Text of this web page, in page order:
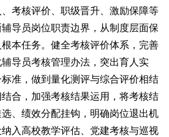
考核评价、职级晋升、激励保障等
导员岗位职责边界，从制度层面保
本任务。健全考核评价体系，完善
导员考核管理办法，突出育人实
准，做到量化测评与综合评价相结
合，加强考核结果运用，将考核结
、绩效分配挂钩，明确岗位退出机
入高校教学评估、党建考核与巡视